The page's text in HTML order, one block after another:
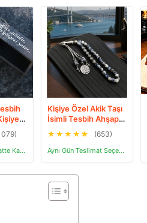
Ücretsiz / 24 Saatte Kargo
Kişiye Özel Akik Taşı
İsimli Tesbih Ahşap
Kutulu
★ ★ ★ ★ ★ (653)
Aynı Gün Teslimat Seçeneği